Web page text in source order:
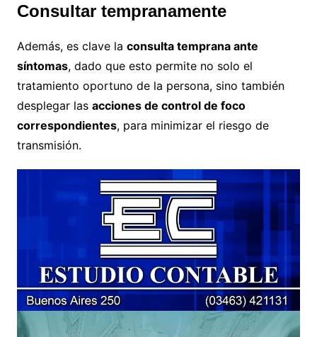
Consultar tempranamente
Además, es clave la consulta temprana ante
síntomas, dado que esto permite no solo el
tratamiento oportuno de la persona, sino también
desplegar las acciones de control de foco
correspondientes, para minimizar el riesgo de
transmisión.